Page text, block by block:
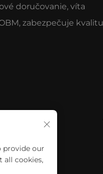
doručovanie, víta
zabezpečuje kvalitu
provide our
all cookies,